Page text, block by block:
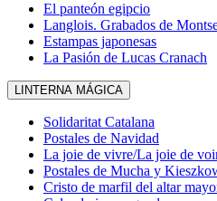
El panteón egipcio
Langlois. Grabados de
Estampas japonesas
La Pasión de Lucas Cranach
LINTERNA MÁGICA
Solidaritat Catalana
Postales de Navidad
La joie de vivre/La joie de
Postales de Mucha y
Cristo de marfil del altar